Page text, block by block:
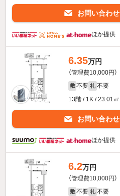
お問い合わせ
ほか提供
6.35万円
（管理費10,000円）
敷 不要 礼 不要
13階 / 1K / 23.01㎡
お問い合わせ
ほか提供
6.2万円
（管理費10,000円）
敷 不要 礼 不要